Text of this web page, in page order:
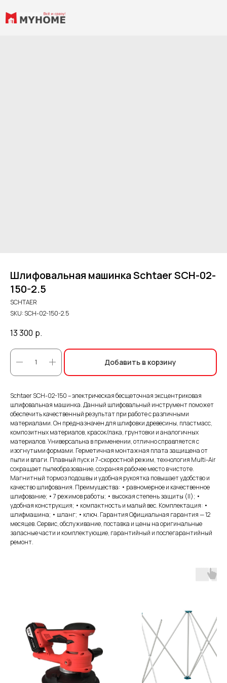
Шлифовальная машинка Schtaer SCH-02-
150-2.5
SCHTAER
SKU:SCH-02-150-2.5
13 300 р.
Добавить в корзину
Schtaer SCH-02-150 – электрическая бесщеточная эксцентриковая
шлифовальная машинка. Данный шлифовальный инструмент поможет
обеспечить качественный результат при работе с различными
материалами. Он предназначен для шлифовки древесины, пластмасс,
композитных материалов, красок/лака, грунтовки и аналогичных
материалов. Универсальна в применении, отлично справляется с
изогнутыми формами. Герметичная монтажная плата защищена от
пыли и влаги. Плавный пуск и 7-скоростной режим, технология Multi-Air
сокращает пылеобразование, сохраняя рабочее место в чистоте.
Магнитный тормоз подошвы и удобная рукоятка повышает удобство и
качество шлифования. Преимущества: • равномерное и качественное
шлифование; • 7 режимов работы; • высокая степень защиты (II); •
удобная конструкция; • компактность и малый вес. Комплектация: •
шлифмашина; • шланг; • ключ. Гарантия Официальная гарантия — 12
месяцев. Сервис, обслуживание, поставка и цены на оригинальные
запасные части и комплектующие, гарантийный и послегарантийный
ремонт.